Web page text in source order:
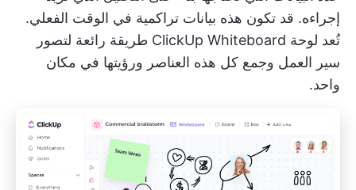
إجراءه. قد تكون هذه بيانات تراكمية في الوقت الفعلي.
تُعد لوحة ClickUp Whiteboard طريقة رائعة لتصور
سير العمل وجمع كل هذه العناصر ورؤيتها في مكان
واحد.